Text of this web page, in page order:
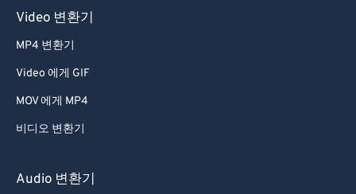
Video 변환기
MP4 변환기
Video 에게 GIF
MOV 에게 MP4
비디오 변환기
Audio 변환기